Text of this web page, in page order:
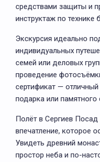
средствами защиты и
инструктаж по технике
Экскурсия идеально
индивидуальных
семей или деловых
проведение
сертификат — отличный
подарка или памятного
Полёт в Сергиев
впечатление, которое
Увидеть древний
простор неба и по-